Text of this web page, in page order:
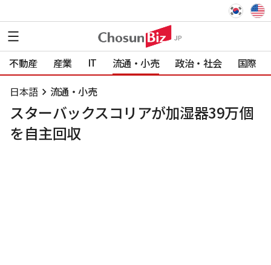
不動産 産業 IT 流通・小売 政治・社会 国際
日本語 流通・小売
スターバックスコリアが加湿器39万個
を自主回収